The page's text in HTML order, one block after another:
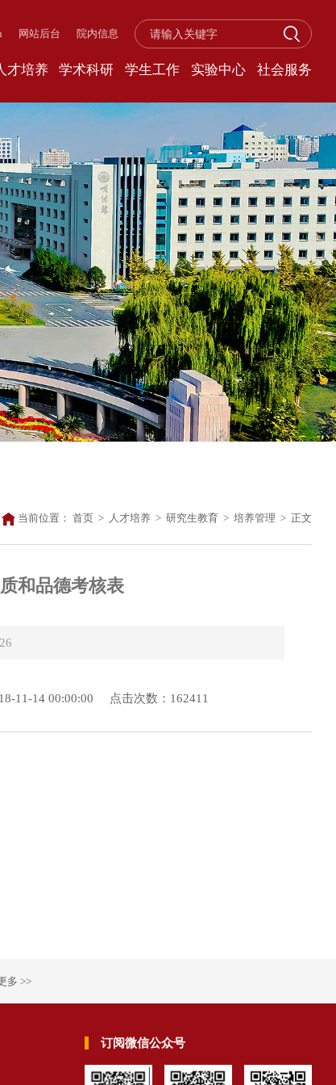
网站后台 院内信息
才培养 学术科研 学生工作 实验中心 社会服务
当前位置： 首页 > 人才培养 > 研究生教育 > 培养管理 > 正文
和品德考核表
11-14 00:00:00 点击次数：162411
多 >>
订阅微信公众号